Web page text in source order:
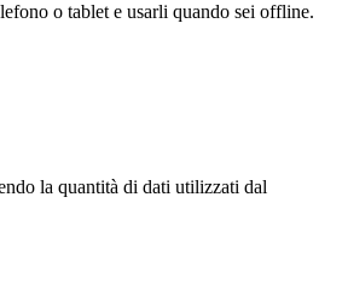
o tablet e usarli quando sei offline.
la quantità di dati utilizzati dal